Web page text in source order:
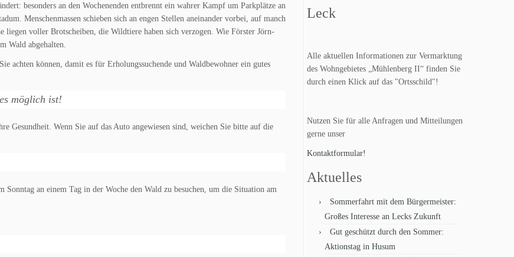
besonders an den Wochenenden entbrennt ein wahrer Kampf um Parkplätze an
Menschenmassen schieben sich an engen Stellen aneinander vorbei, auf manch
liegen voller Brotscheiben, die Wildtiere haben sich verzogen. Wie Förster Jörn-
Wald abgehalten.
achten können, damit es für Erholungssuchende und Waldbewohner ein gutes
möglich ist!
Gesundheit. Wenn Sie auf das Auto angewiesen sind, weichen Sie bitte auf die
Sonntag an einem Tag in der Woche den Wald zu besuchen, um die Situation am
Leck
Alle aktuellen Informationen zur Vermarktung
des Wohngebietes „Mühlenberg II“ finden Sie
durch einen Klick auf das "Ortsschild"!
Nutzen Sie für alle Anfragen und Mitteilungen
gerne unser
Kontaktformular!
Aktuelles
Sommerfahrt mit dem Bürgermeister:
Großes Interesse an Lecks Zukunft
Gut geschützt durch den Sommer:
Aktionstag in Husum